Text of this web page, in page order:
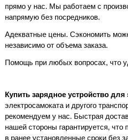
прямо у нас. Мы работаем с
напрямую без посредников.
Адекватные цены. Сэкономить
независимо от объема заказа.
Помощь при любых вопросах, что
Купить зарядное устройство для
электросамоката и другого
рекомендуем у нас. Быстрая
нашей стороны гарантируется, что
в ранее установленные сроки без